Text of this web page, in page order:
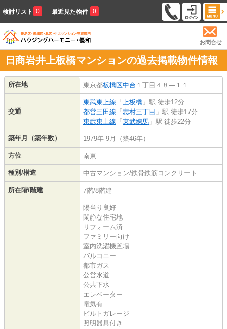
検討リスト 0 最近見た物件 0
お問合せ
日商岩井上板橋マンションの過去掲載物件情報
所在地 東京都板橋区中台 １丁目４８―１１
交通
東武東上線 「 上板橋 」駅 徒歩12分
都営三田線 「 志村三丁目 」駅 徒歩17分
東武東上線 「 東武練馬 」駅 徒歩22分
築年月（築年数） 1979年 9月（築46年）
方位 南東
種別/構造 中古マンション/鉄骨鉄筋コンクリート
所在階/階建 7階/8階建
陽当り良好
閑静な住宅地
リフォーム済
ファミリー向け
室内洗濯機置場
バルコニー
都市ガス
公営水道
公共下水
エレベーター
電気有
ビルトガレージ
照明器具付き